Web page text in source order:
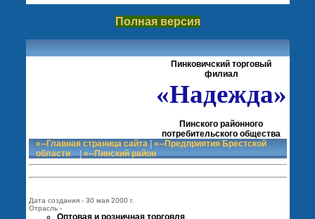
Полная версия
Пинковичский торговый
филиал
«Надежда»
Пинского районного
потребительского общества
«--Главная страница сайта|«--Предприятия Брестской
области
|«--Пинский район
Дата создания - 30 мая 2000 г.
Отрасль -
Оптовая и розничная торговля